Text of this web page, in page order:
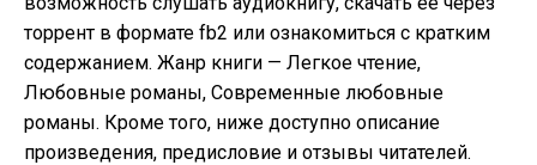
торрент в формате fb2 или ознакомиться с кратким
содержанием. Жанр книги — Легкое чтение,
Любовные романы, Современные любовные
романы. Кроме того, ниже доступно описание
произведения, предисловие и отзывы читателей.